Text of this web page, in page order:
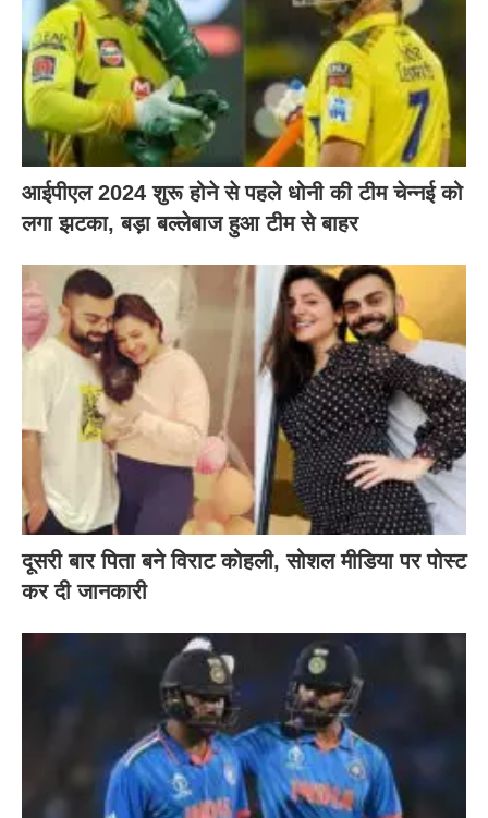
आईपीएल 2024 शुरू होने से पहले धोनी की टीम चेन्नई को
लगा झटका, बड़ा बल्लेबाज हुआ टीम से बाहर
दूसरी बार‌ पिता बने विराट कोहली, सोशल मीडिया पर पोस्ट
कर दी‌ जानकारी